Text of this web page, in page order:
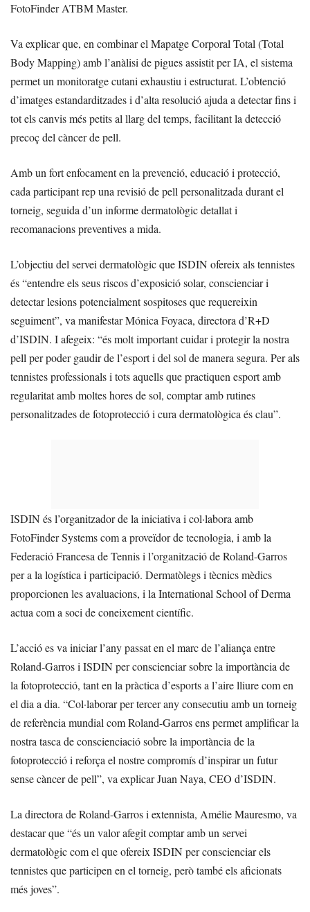
FotoFinder ATBM Master.
Va explicar que, en combinar el Mapatge Corporal Total (Total
Body Mapping) amb l’anàlisi de pigues assistit per IA, el sistema
permet un monitoratge cutani exhaustiu i estructurat. L’obtenció
d’imatges estandarditzades i d’alta resolució ajuda a detectar fins i
tot els canvis més petits al llarg del temps, facilitant la detecció
precoç del càncer de pell.
Amb un fort enfocament en la prevenció, educació i protecció,
cada participant rep una revisió de pell personalitzada durant el
torneig, seguida d’un informe dermatològic detallat i
recomanacions preventives a mida.
L’objectiu del servei dermatològic que ISDIN ofereix als tennistes
és “entendre els seus riscos d’exposició solar, conscienciar i
detectar lesions potencialment sospitoses que requereixin
seguiment”, va manifestar Mónica Foyaca, directora d’R+D
d’ISDIN. I afegeix: “és molt important cuidar i protegir la nostra
pell per poder gaudir de l’esport i del sol de manera segura. Per als
tennistes professionals i tots aquells que practiquen esport amb
regularitat amb moltes hores de sol, comptar amb rutines
personalitzades de fotoprotecció i cura dermatològica és clau”.
ISDIN és l’organitzador de la iniciativa i col·labora amb
FotoFinder Systems com a proveïdor de tecnologia, i amb la
Federació Francesa de Tennis i l’organització de Roland-Garros
per a la logística i participació. Dermatòlegs i tècnics mèdics
proporcionen les avaluacions, i la International School of Derma
actua com a soci de coneixement científic.
L’acció es va iniciar l’any passat en el marc de l’aliança entre
Roland-Garros i ISDIN per conscienciar sobre la importància de
la fotoprotecció, tant en la pràctica d’esports a l’aire lliure com en
el dia a dia. “Col·laborar per tercer any consecutiu amb un torneig
de referència mundial com Roland-Garros ens permet amplificar la
nostra tasca de conscienciació sobre la importància de la
fotoprotecció i reforça el nostre compromís d’inspirar un futur
sense càncer de pell”, va explicar Juan Naya, CEO d’ISDIN.
La directora de Roland-Garros i extennista, Amélie Mauresmo, va
destacar que “és un valor afegit comptar amb un servei
dermatològic com el que ofereix ISDIN per conscienciar els
tennistes que participen en el torneig, però també els aficionats
més joves”.